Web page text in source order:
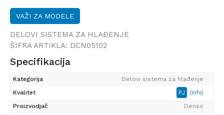
VAŽI ZA MODELE
DELOVI SISTEMA ZA HLAĐENJE
ŠIFRA ARTIKLA: DCN05102
Specifikacija
Kategorija
Delovi sistema za hlađenje
Kvalitet
PJ (Info)
Proizvodjač
Denso